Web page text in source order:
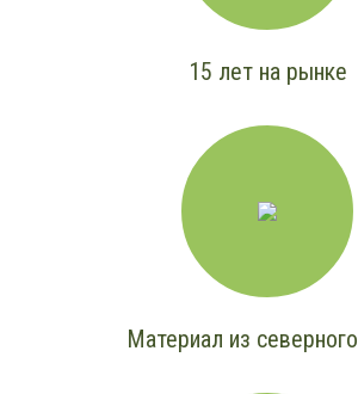
15 лет на рынке
Материал из